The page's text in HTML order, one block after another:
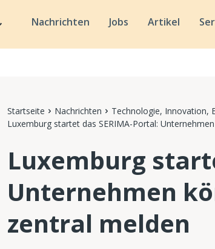
Nachrichten Jobs Artikel
Startseite Nachrichten
Technologie, Innovation,
Luxemburg startet das SERIMA-Portal:
Luxemburg
Unternehmen
zentral melden